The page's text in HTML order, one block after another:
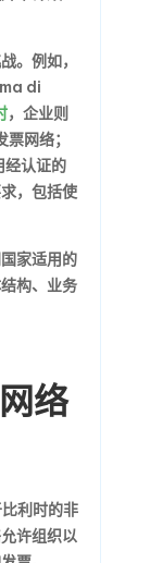
。例如，
di
，企业则
网络；
认证的
，包括使
家适用的
构、业务
络
利时的非
许组织以